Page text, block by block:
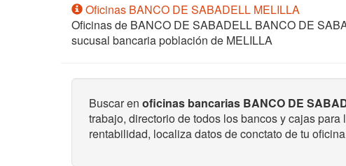
Oficinas BANCO DE SABADELL MELILLA
Oficinas de BANCO DE SABADELL BANCO DE
sucusal bancaria población de MELILLA
Buscar en oficinas bancarias BANCO DE
trabajo, directorio de todos los bancos y cajas
rentabilidad, localiza datos de conctato de tu